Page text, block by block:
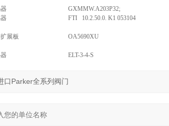
GXMMW.A203P32;
FTI 10.2.50.0. K1 053104
展板 OA5690XU
ELT-3-4-S